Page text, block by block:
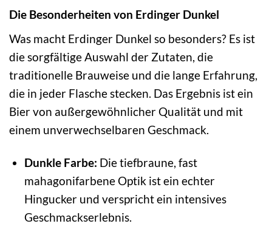
Die Besonderheiten von Erdinger Dunkel
Was macht Erdinger Dunkel so besonders? Es ist
die sorgfältige Auswahl der Zutaten, die
traditionelle Brauweise und die lange Erfahrung,
die in jeder Flasche stecken. Das Ergebnis ist ein
Bier von außergewöhnlicher Qualität und mit
einem unverwechselbaren Geschmack.
Dunkle Farbe: Die tiefbraune, fast
mahagonifarbene Optik ist ein echter
Hingucker und verspricht ein intensives
Geschmackserlebnis.